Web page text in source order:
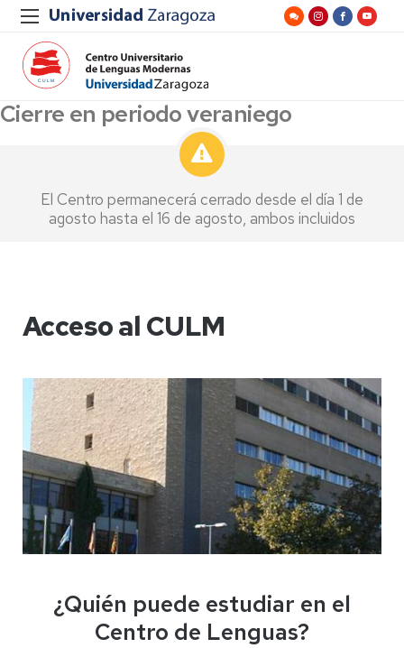
Cierre en periodo veraniego
El Centro permanecerá cerrado desde el día 1 de
agosto hasta el 16 de agosto, ambos incluidos
Acceso al CULM
¿Quién puede estudiar en el
Centro de Lenguas?